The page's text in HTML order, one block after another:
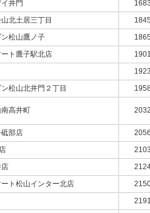
井門
北土居三丁目
松山鷹ノ子
ト鷹子駅北店
松山北井門２丁目
高井町
部店
店
ト松山インター北店